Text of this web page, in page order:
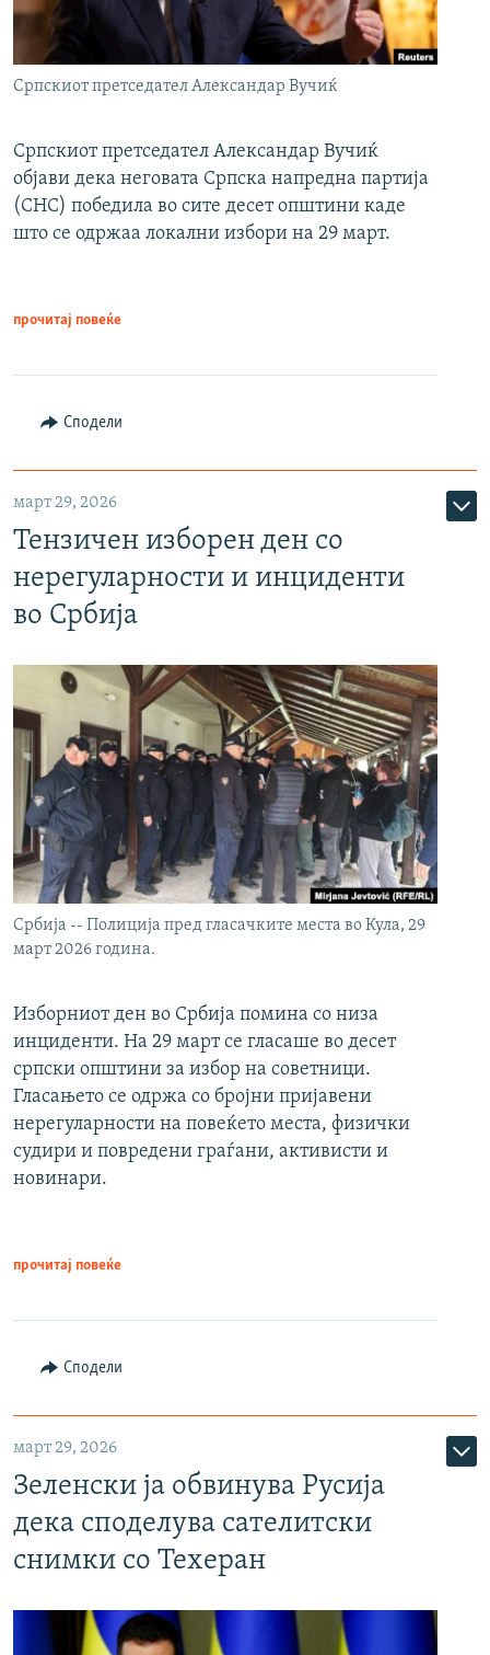
Српскиот претседател Александар Вучиќ
Српскиот претседател Александар Вучиќ
објави дека неговата Српска напредна партија
(СНС) победила во сите десет општини каде
што се одржаа локални избори на 29 март.
прочитај повеќе
Сподели
март 29, 2026
Тензичен изборен ден со
нерегуларности и инциденти
во Србија
Србија -- Полиција пред гласачките места во Кула, 29
март 2026 година.
Изборниот ден во Србија помина со низа
инциденти. На 29 март се гласаше во десет
српски општини за избор на советници.
Гласањето се одржа со бројни пријавени
нерегуларности на повеќето места, физички
судири и повредени граѓани, активисти и
новинари.
прочитај повеќе
Сподели
март 29, 2026
Зеленски ја обвинува Русија
дека споделува сателитски
снимки со Техеран